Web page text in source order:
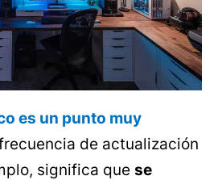
es un punto muy
de actualización
significa que se